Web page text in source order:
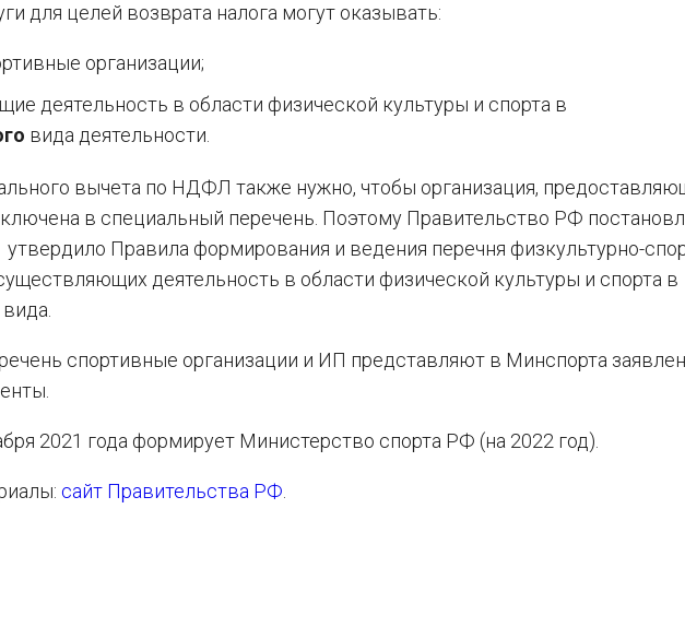
для целей возврата налога могут оказывать:
организации;
деятельность в области физической культуры и спорта в
вида деятельности.
вычета по НДФЛ также нужно, чтобы организация,
в специальный перечень. Поэтому Правительство РФ
утвердило Правила формирования и ведения перечня физкультурно-
деятельность в области физической культуры и спорта в
спортивные организации и ИП представляют в Минспорта
2021 года формирует Министерство спорта РФ (на 2022 год).
сайт Правительства РФ